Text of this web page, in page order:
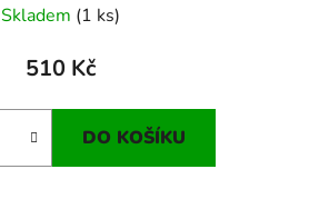
Skladem (1 ks)
510 Kč
DO KOŠÍKU